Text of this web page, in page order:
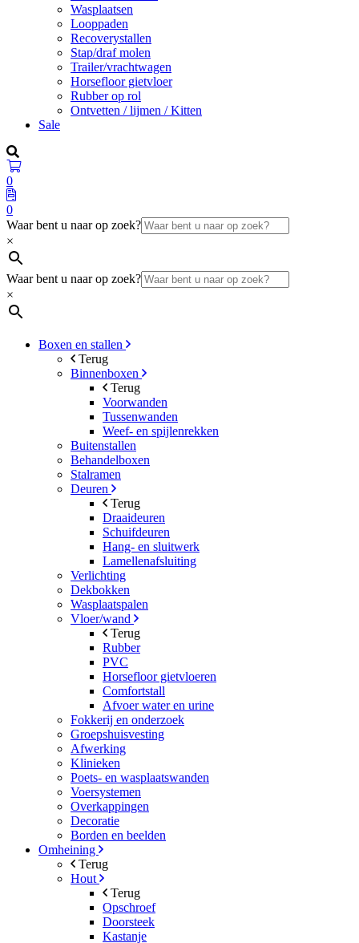
Wasplaatsen
Looppaden
Recoverystallen
Stap/draf molen
Trailer/vrachtwagen
Horsefloor gietvloer
Rubber op rol
Ontvetten / lijmen / Kitten
Sale
0
0
Waar bent u naar op zoek?
×
Waar bent u naar op zoek?
×
Boxen en stallen
Terug
Binnenboxen
Terug
Voorwanden
Tussenwanden
Weef- en spijlenrekken
Buitenstallen
Behandelboxen
Stalramen
Deuren
Terug
Draaideuren
Schuifdeuren
Hang- en sluitwerk
Lamellenafsluiting
Verlichting
Dekbokken
Wasplaatspalen
Vloer/wand
Terug
Rubber
PVC
Horsefloor gietvloeren
Comfortstall
Afvoer water en urine
Fokkerij en onderzoek
Groepshuisvesting
Afwerking
Klinieken
Poets- en wasplaatswanden
Voersystemen
Overkappingen
Decoratie
Borden en beelden
Omheining
Terug
Hout
Terug
Opschroef
Doorsteek
Kastanje